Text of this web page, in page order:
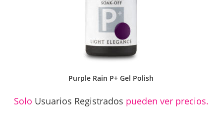
Purple Rain P+ Gel Polish
Solo Usuarios Registrados pueden ver precios.